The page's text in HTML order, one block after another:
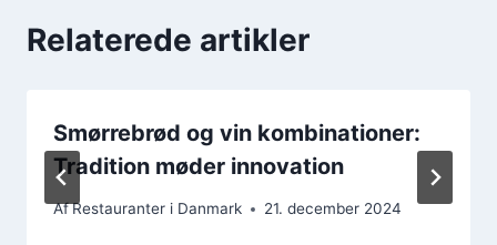
Relaterede artikler
Smørrebrød og vin kombinationer:
Tradition møder innovation
AfRestauranter i Danmark 21. december 2024